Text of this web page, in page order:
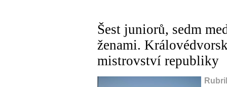
Šest juniorů, sedm
ženami.
mistrovství republiky